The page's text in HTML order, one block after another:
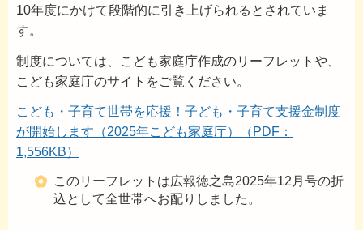
10年度にかけて段階的に引き上げられるとされていま
す。
制度については、こども家庭庁作成のリーフレットや、
こども家庭庁のサイトをご覧ください。
こども・子育て世帯を応援！子ども・子育て支援金制度
が開始します（2025年こども家庭庁）（PDF：
1,556KB）
このリーフレットは広報徳之島2025年12月号の折
込として全世帯へお配りしました。